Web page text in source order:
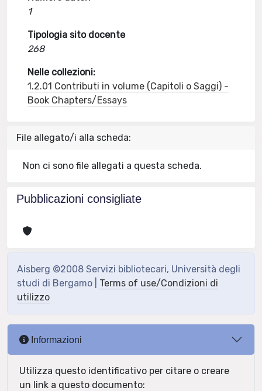
1
Tipologia sito docente
268
Nelle collezioni:
1.2.01 Contributi in volume (Capitoli o Saggi) -
Book Chapters/Essays
File allegato/i alla scheda:
Non ci sono file allegati a questa scheda.
Pubblicazioni consigliate
Aisberg ©2008 Servizi bibliotecari, Università degli
studi di Bergamo | Terms of use/Condizioni di
utilizzo
Informazioni
Utilizza questo identificativo per citare o creare
un link a questo documento: